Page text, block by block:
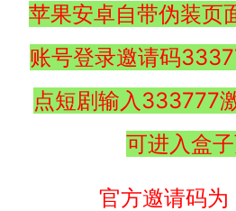
苹果安卓自带伪装页
账号登录邀请码
点短剧输入333777
可进入盒
官方邀请码为